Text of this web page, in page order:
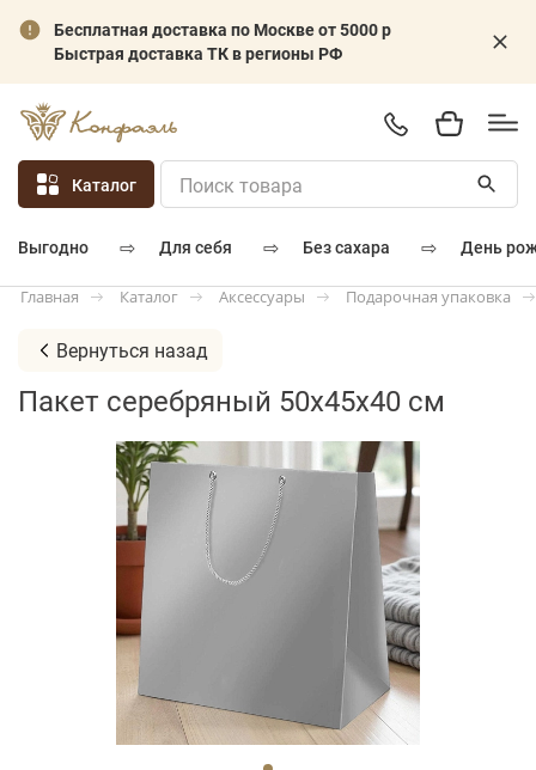
Бесплатная доставка по Москве от 5000 р
Быстрая доставка ТК в регионы РФ
Каталог
выгодно ⇨ для себя ⇨ без сахара ⇨ день
Главная Каталог Аксессуары Подарочная упаковка
Вернуться назад
Пакет серебряный 50х45х40 см